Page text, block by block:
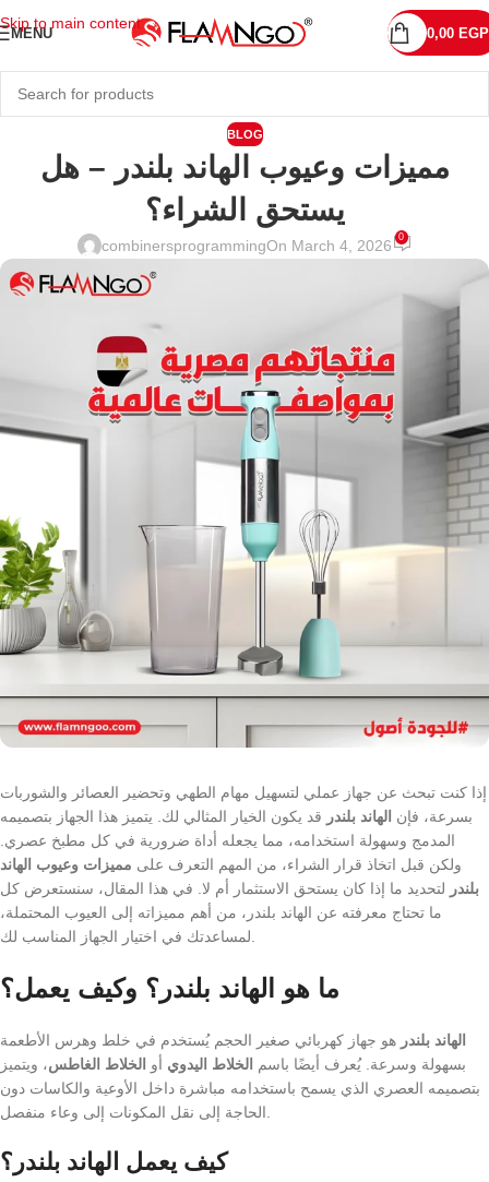
Skip to main content
MENU 0,00 EGP
BLOG
مميزات وعيوب الهاند بلندر – هل
يستحق الشراء؟
combinersprogrammingOn March 4, 2026 0
إذا كنت تبحث عن جهاز عملي لتسهيل مهام الطهي وتحضير العصائر والشوربات
بسرعة، فإن الهاند بلندر قد يكون الخيار المثالي لك. يتميز هذا الجهاز بتصميمه
المدمج وسهولة استخدامه، مما يجعله أداة ضرورية في كل مطبخ عصري.
ولكن قبل اتخاذ قرار الشراء، من المهم التعرف على مميزات وعيوب الهاند
بلندر لتحديد ما إذا كان يستحق الاستثمار أم لا. في هذا المقال، سنستعرض كل
ما تحتاج معرفته عن الهاند بلندر، من أهم مميزاته إلى العيوب المحتملة،
ما هو الهاند بلندر؟ وكيف يعمل؟
الهاند بلندر هو جهاز كهربائي صغير الحجم يُستخدم في خلط وهرس الأطعمة
بسهولة وسرعة. يُعرف أيضًا باسم
الخلاط اليدوي أو الخلاط الغاطس، ويتميز
بتصميمه العصري الذي يسمح باستخدامه مباشرة داخل الأوعية والكاسات دون
كيف يعمل الهاند بلندر؟